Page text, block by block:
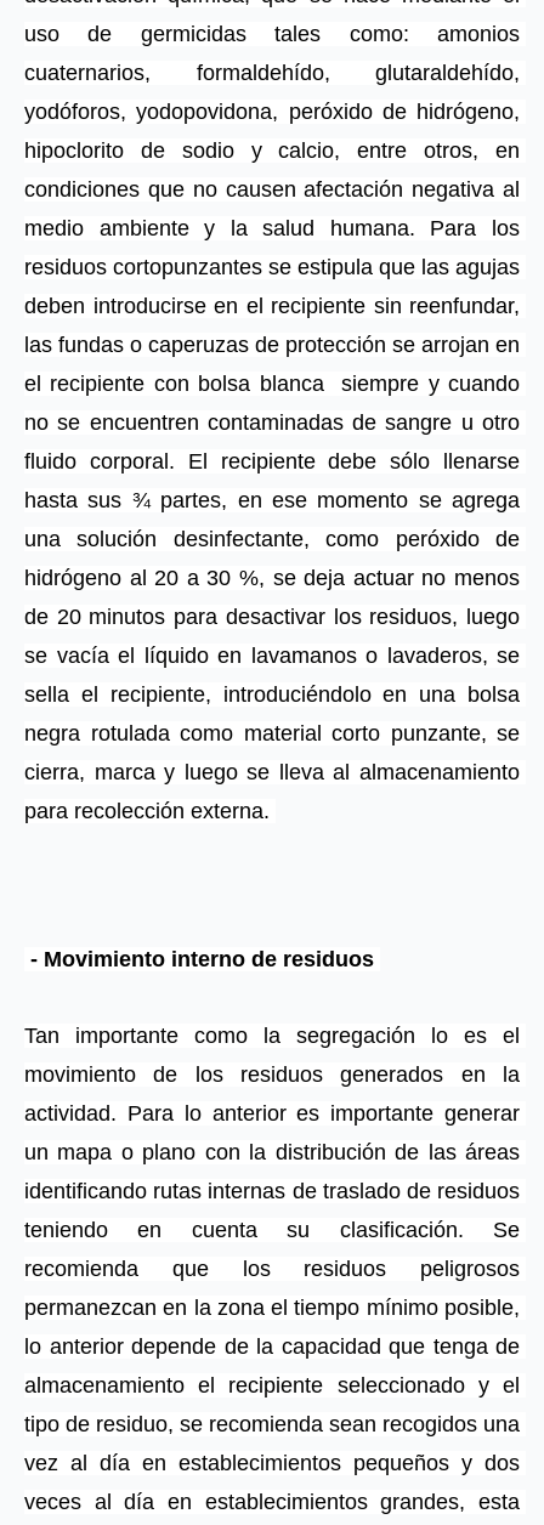
uso de germicidas tales como: amonios
cuaternarios, formaldehído, glutaraldehído,
yodóforos, yodopovidona, peróxido de hidrógeno,
hipoclorito de sodio y calcio, entre otros, en
condiciones que no causen afectación negativa al
medio ambiente y la salud humana. Para los
residuos cortopunzantes se estipula que las agujas
deben introducirse en el recipiente sin reenfundar,
las fundas o caperuzas de protección se arrojan en
el recipiente con bolsa blanca  siempre y cuando
no se encuentren contaminadas de sangre u otro
fluido corporal. El recipiente debe sólo llenarse
hasta sus ¾ partes, en ese momento se agrega
una solución desinfectante, como peróxido de
hidrógeno al 20 a 30 %, se deja actuar no menos
de 20 minutos para desactivar los residuos, luego
se vacía el líquido en lavamanos o lavaderos, se
sella el recipiente, introduciéndolo en una bolsa
negra rotulada como material corto punzante, se
cierra, marca y luego se lleva al almacenamiento
para recolección externa.
- Movimiento interno de residuos
Tan importante como la segregación lo es el
movimiento de los residuos generados en la
actividad. Para lo anterior es importante generar
un mapa o plano con la distribución de las áreas
identificando rutas internas de traslado de residuos
teniendo en cuenta su clasificación. Se
recomienda que los residuos peligrosos
permanezcan en la zona el tiempo mínimo posible,
lo anterior depende de la capacidad que tenga de
almacenamiento el recipiente seleccionado y el
tipo de residuo, se recomienda sean recogidos una
vez al día en establecimientos pequeños y dos
veces al día en establecimientos grandes, esta